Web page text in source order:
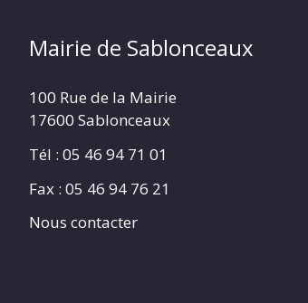
Mairie de Sablonceaux
100 Rue de la Mairie
17600 Sablonceaux
Tél : 05 46 94 71 01
Fax : 05 46 94 76 21
Nous contacter